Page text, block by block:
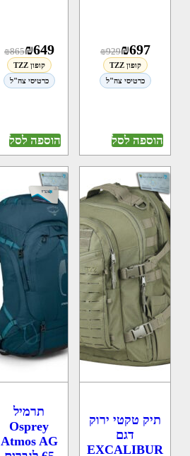
₪697
₪929
קופון TZZ
כרטיסי צה"ל
הוספה לסל
₪649
₪865
קופון TZZ
כרטיסי צה"ל
הוספה לסל
תיק טקטי ירוק
דגם
EXCALIBUR
תרמיל
Osprey
Atmos AG